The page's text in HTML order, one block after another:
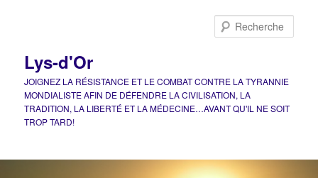
Lys-d'Or
JOIGNEZ LA RÉSISTANCE ET LE COMBAT CONTRE LA TYRANNIE
MONDIALISTE AFIN DE DÉFENDRE LA CIVILISATION, LA
TRADITION, LA LIBERTÉ ET LA MÉDECINE…AVANT QU'IL NE SOIT
TROP TARD!